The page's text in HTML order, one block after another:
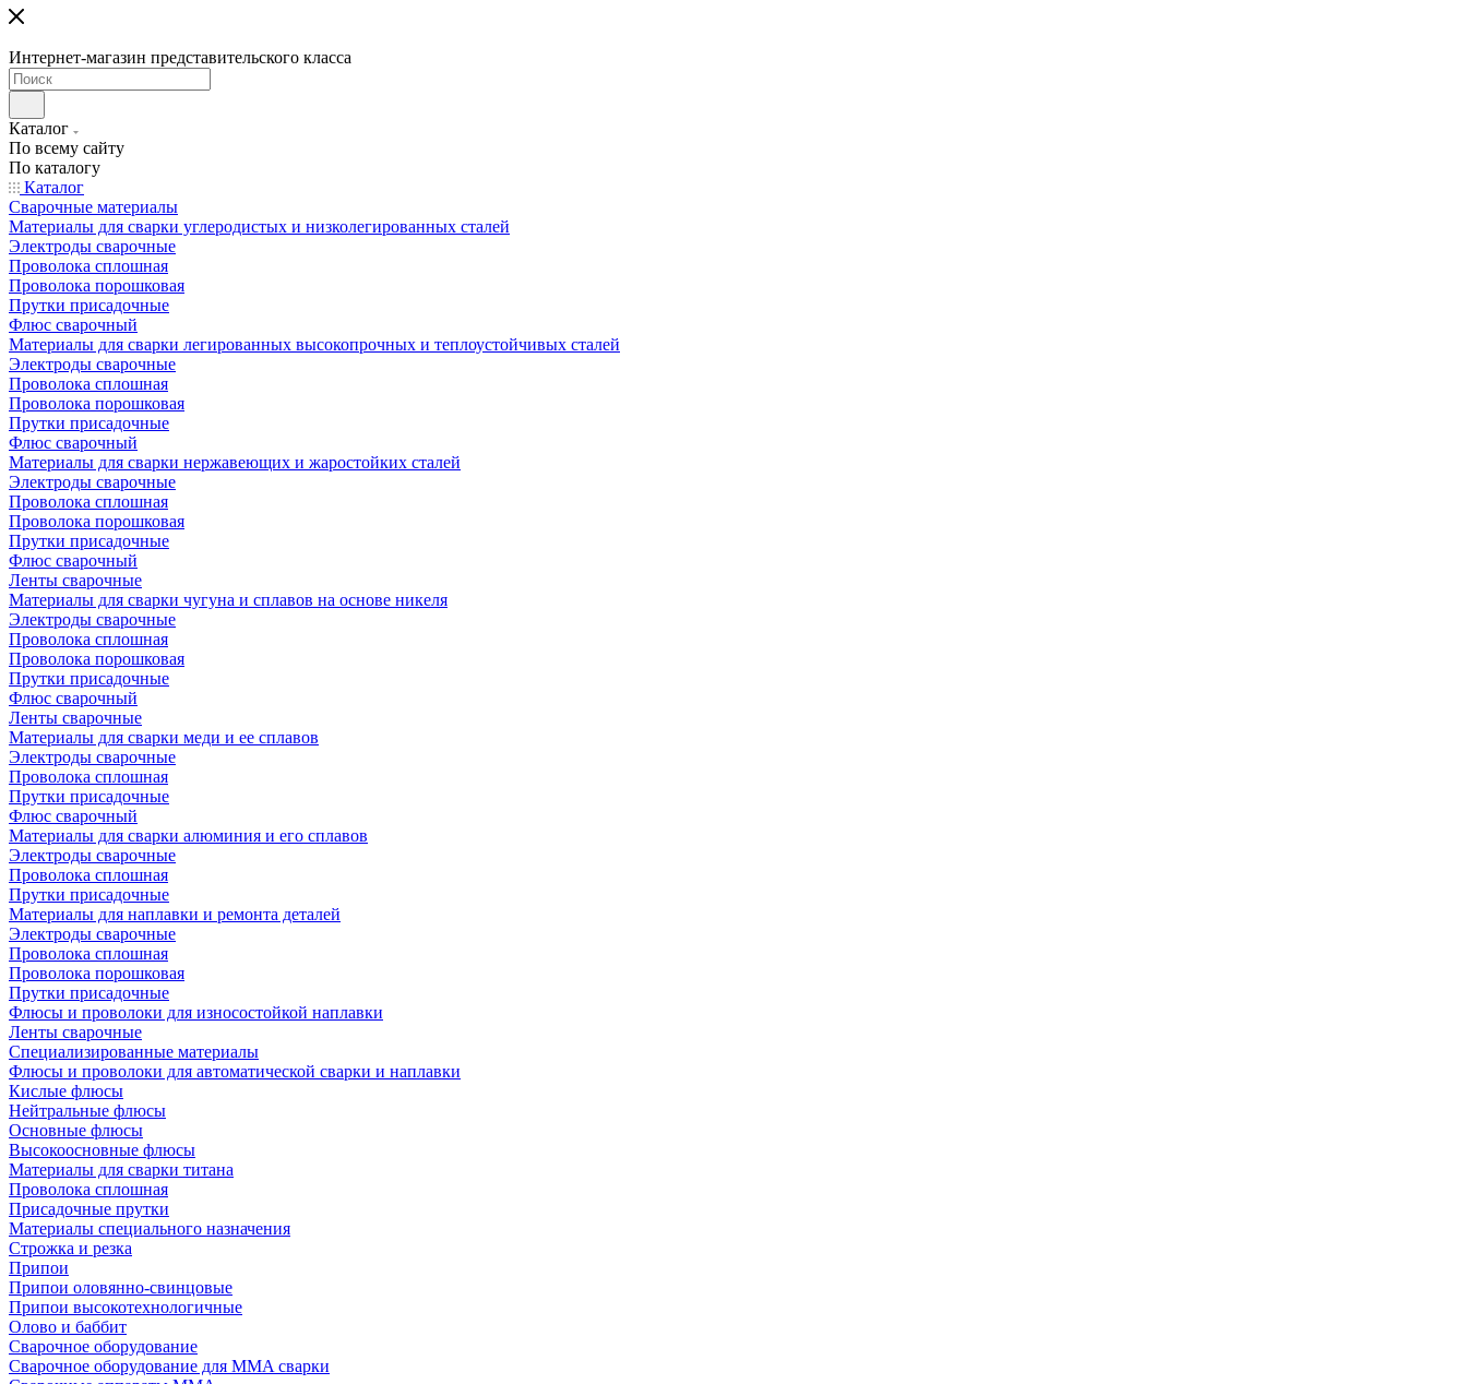
Интернет-магазин представительского класса
Каталог
По всему сайту
По каталогу
Каталог
Сварочные материалы
Материалы для сварки углеродистых и низколегированных сталей
Электроды сварочные
Проволока сплошная
Проволока порошковая
Прутки присадочные
Флюс сварочный
Материалы для сварки легированных высокопрочных и теплоустойчивых сталей
Электроды сварочные
Проволока сплошная
Проволока порошковая
Прутки присадочные
Флюс сварочный
Материалы для сварки нержавеющих и жаростойких сталей
Электроды сварочные
Проволока сплошная
Проволока порошковая
Прутки присадочные
Флюс сварочный
Ленты сварочные
Материалы для сварки чугуна и сплавов на основе никеля
Электроды сварочные
Проволока сплошная
Проволока порошковая
Прутки присадочные
Флюс сварочный
Ленты сварочные
Материалы для сварки меди и ее сплавов
Электроды сварочные
Проволока сплошная
Прутки присадочные
Флюс сварочный
Материалы для сварки алюминия и его сплавов
Электроды сварочные
Проволока сплошная
Прутки присадочные
Материалы для наплавки и ремонта деталей
Электроды сварочные
Проволока сплошная
Проволока порошковая
Прутки присадочные
Флюсы и проволоки для износостойкой наплавки
Ленты сварочные
Специализированные материалы
Флюсы и проволоки для автоматической сварки и наплавки
Кислые флюсы
Нейтральные флюсы
Основные флюсы
Высокоосновные флюсы
Материалы для сварки титана
Проволока сплошная
Присадочные прутки
Материалы специального назначения
Строжка и резка
Припои
Припои оловянно-свинцовые
Припои высокотехнологичные
Олово и баббит
Сварочное оборудование
Сварочное оборудование для MMA сварки